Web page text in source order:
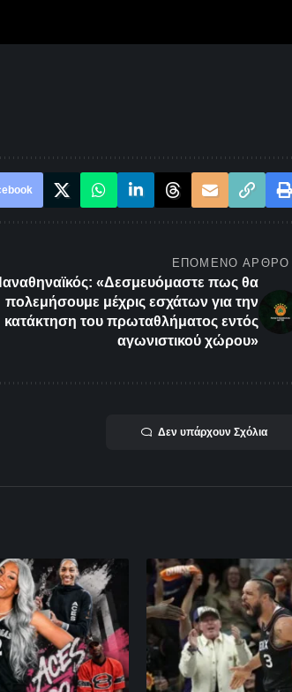
ΕΠΌΜΕΝΟ ΆΡΘΡΟ
«Δεσμευόμαστε πως θα
πολεμήσουμε μέχρις εσχάτων για την
κατάκτηση του πρωταθλήματος εντός
αγωνιστικού χώρου»
Δεν υπάρχουν Σχόλια